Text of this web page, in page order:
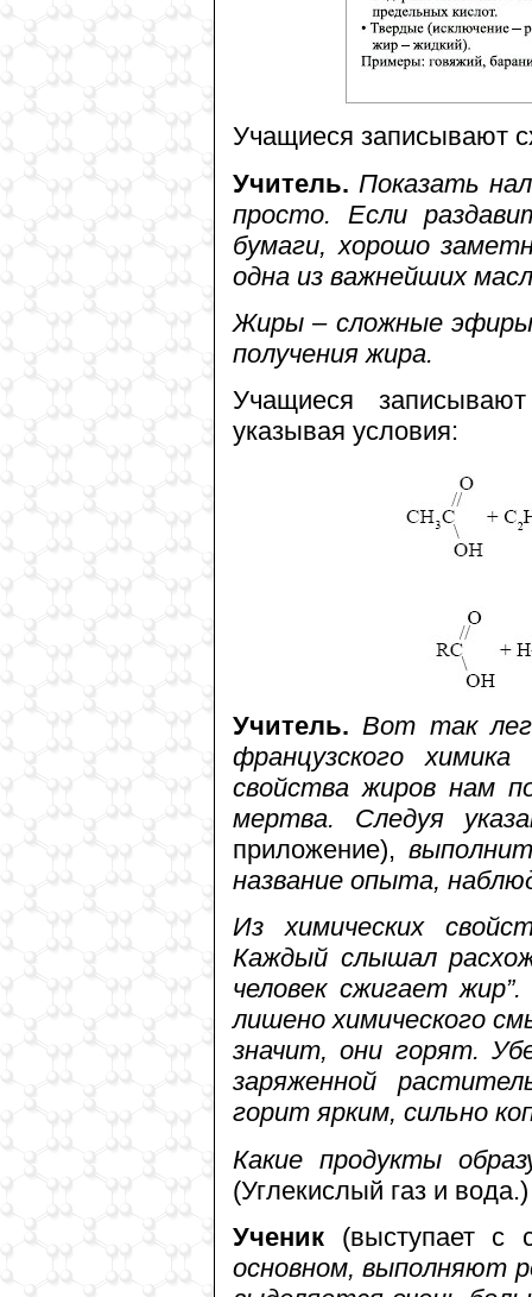
Учащиеся записывают
Учитель. Показать
просто. Если
бумаги, хорошо
одна из важнейших
Жиры – сложные
получения жира.
Учащиеся
указывая условия:
Учитель. Вот так
французского
свойства жиров нам
мертва. Следуя
приложение),
название опыта,
Из химических
Каждый слышал
человек сжигает
лишено химического
значит, они горят.
заряженной
горит ярким, сильно
Какие продукты
(Углекислый газ и вода.)
Ученик (выступает с
основном, выполняют